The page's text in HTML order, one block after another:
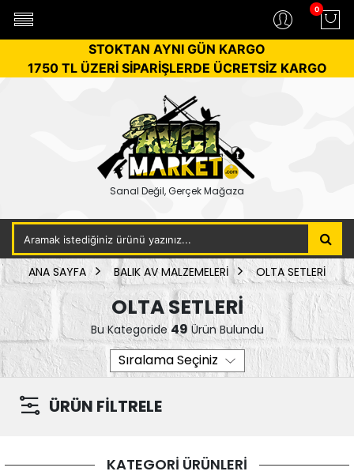
0
STOKTAN AYNI GÜN KARGO
1750 TL ÜZERİ SİPARİŞLERDE ÜCRETSİZ KARGO
Sanal Değil, Gerçek Mağaza
ANA SAYFA BALIK AV MALZEMELERİ OLTA SETLERİ
OLTA SETLERİ
Bu Kategoride 49 Ürün Bulundu
ÜRÜN FİLTRELE
KATEGORİ ÜRÜNLERİ